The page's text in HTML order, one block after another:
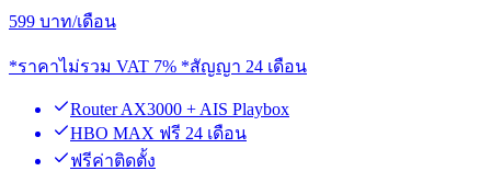
599 บาท/เดือน
*ราคาไม่รวม VAT 7% *สัญญา 24 เดือน
Router AX3000 + AIS Playbox
HBO MAX ฟรี 24 เดือน
ฟรีค่าติดตั้ง